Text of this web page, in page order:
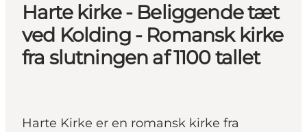
Harte kirke - Beliggende tæt
ved Kolding - Romansk kirke
fra slutningen af 1100 tallet
Harte Kirke er en romansk kirke fra